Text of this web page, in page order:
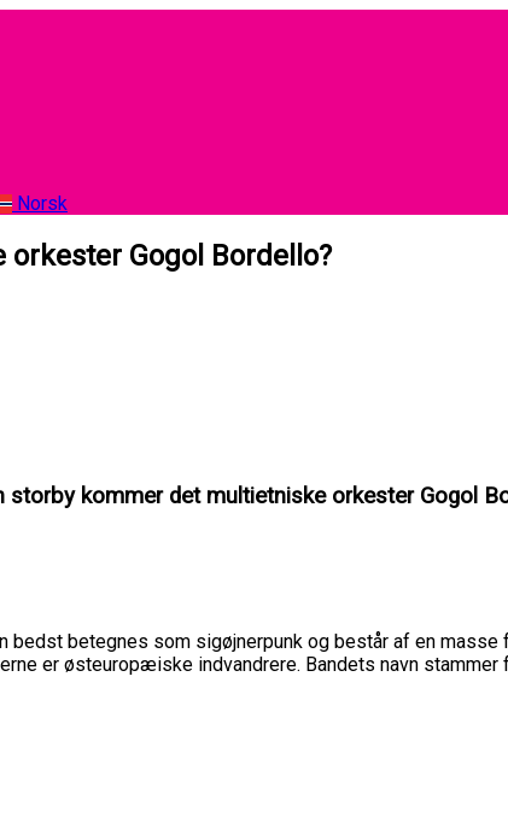
Norsk
Gogol Bordello?
storby kommer det multietniske orkester Gogol
bedst betegnes som sigøjnerpunk og består af en
er østeuropæiske indvandrere. Bandets navn